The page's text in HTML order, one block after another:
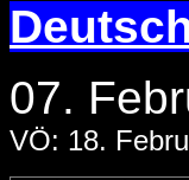
07.
VÖ: 18.